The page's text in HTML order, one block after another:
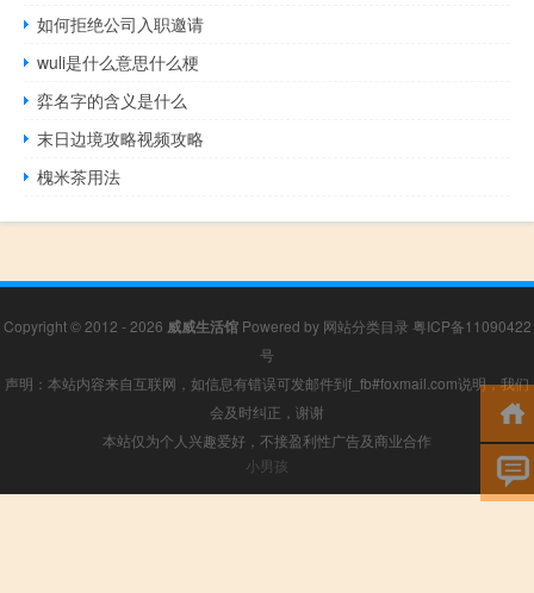
如何拒绝公司入职邀请
wuli是什么意思什么梗
弈名字的含义是什么
末日边境攻略视频攻略
槐米茶用法
Copyright © 2012 - 2026 威威生活馆Powered by 网站分类目录 粤ICP备11090422
号
声明：本站内容来自互联网，如信息有错误可发邮件到f_fb#foxmail.com说明，我们
会及时纠正，谢谢
本站仅为个人兴趣爱好，不接盈利性广告及商业合作
小男孩